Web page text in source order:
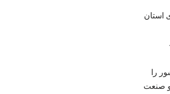
استان
را
و صنعت